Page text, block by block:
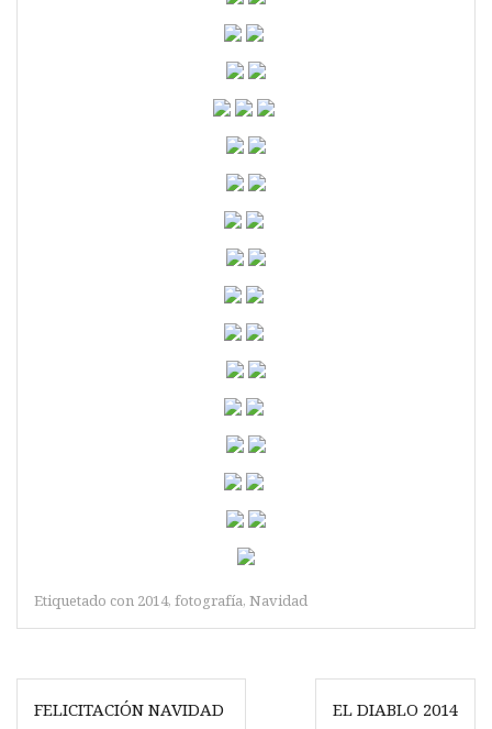
Etiquetado con 2014, fotografía, Navidad
Navegación
FELICITACIÓN NAVIDAD
EL DIABLO 2014